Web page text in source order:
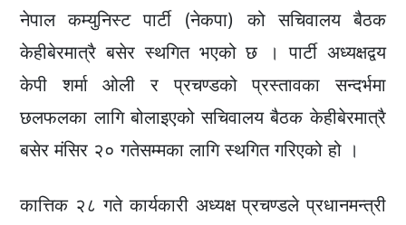
नेपाल कम्युनिस्ट पार्टी (नेकपा) को सचिवालय बैठक
केहीबेरमात्रै बसेर स्थगित भएको छ । पार्टी अध्यक्षद्वय
केपी शर्मा ओली र प्रचण्डको प्रस्तावका सन्दर्भमा
छलफलका लागि बोलाइएको सचिवालय बैठक केहीबेरमात्रै
बसेर मंसिर २० गतेसम्मका लागि स्थगित गरिएको हो ।
कात्तिक २८ गते कार्यकारी अध्यक्ष प्रचण्डले प्रधानमन्त्री